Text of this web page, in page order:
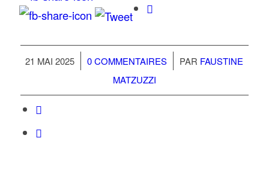
21 MAI 2025
/ 0 COMMENTAIRES
/ PAR FAUSTINE
MATZUZZI